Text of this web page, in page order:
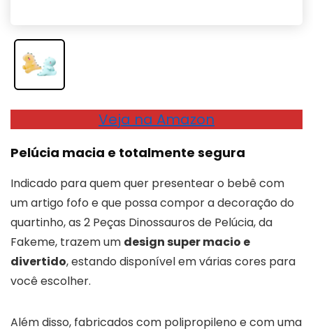
Veja na Amazon
Pelúcia macia e totalmente segura
Indicado para quem quer presentear o bebê com
um artigo fofo e que possa compor a decoração do
quartinho, as 2 Peças Dinossauros de Pelúcia, da
Fakeme, trazem um design super macio e
divertido, estando disponível em várias cores para
você escolher.
Além disso, fabricados com polipropileno e com uma